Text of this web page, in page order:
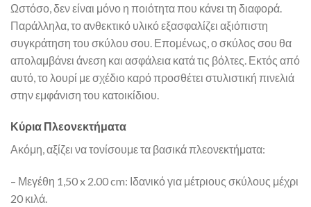
Ωστόσο, δεν είναι μόνο η ποιότητα που κάνει τη διαφορά.
Παράλληλα, το ανθεκτικό υλικό εξασφαλίζει αξιόπιστη
συγκράτηση του σκύλου σου. Επομένως, ο σκύλος σου θα
απολαμβάνει άνεση και ασφάλεια κατά τις βόλτες. Εκτός από
αυτό, το λουρί με σχέδιο καρό προσθέτει στυλιστική πινελιά
στην εμφάνιση του κατοικίδιου.
Κύρια Πλεονεκτήματα
Ακόμη, αξίζει να τονίσουμε τα βασικά πλεονεκτήματα:
– Μεγέθη 1,50 x 2.00 cm: Ιδανικό για μέτριους σκύλους μέχρι
20 κιλά.